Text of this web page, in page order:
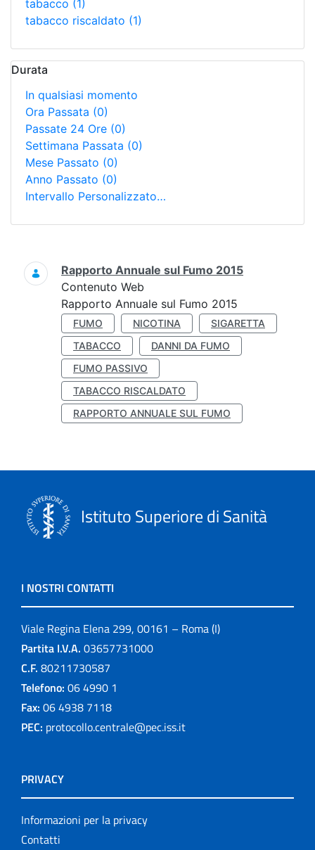
tabacco (1)
tabacco riscaldato (1)
Durata
In qualsiasi momento
Ora Passata (0)
Passate 24 Ore (0)
Settimana Passata (0)
Mese Passato (0)
Anno Passato (0)
Intervallo Personalizzato…
Ricerca
Rapporto Annuale sul Fumo 2015
Contenuto Web
Rapporto Annuale sul Fumo 2015
FUMO NICOTINA
SIGARETTA
TABACCO
DANNI DA FUMO
FUMO PASSIVO
TABACCO RISCALDATO
RAPPORTO ANNUALE SUL FUMO
Istituto Superiore di Sanità
I NOSTRI CONTATTI
Viale Regina Elena 299, 00161 – Roma (I)
Partita I.V.A. 03657731000
C.F. 80211730587
Telefono: 06 4990 1
Fax: 06 4938 7118
PEC: protocollo.centrale@pec.iss.it
PRIVACY
Informazioni per la privacy
Contatti